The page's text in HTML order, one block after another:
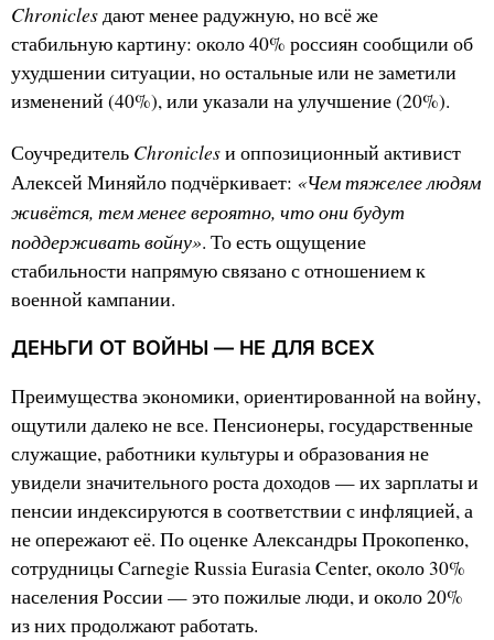
Chroniclesдают менее радужную, но всё же
стабильную картину: около 40% россиян сообщили об
ухудшении ситуации, но остальные или не заметили
изменений (40%), или указали на улучшение (20%).
Соучредитель Chroniclesи оппозиционный активист
Алексей Миняйло подчёркивает: «Чем тяжелее людям
живётся, тем менее вероятно, что они будут
поддерживать войну». То есть ощущение
стабильности напрямую связано с отношением к
военной кампании.
ДЕНЬГИ ОТ ВОЙНЫ — НЕ ДЛЯ ВСЕХ
Преимущества экономики, ориентированной на войну,
ощутили далеко не все. Пенсионеры, государственные
служащие, работники культуры и образования не
увидели значительного роста доходов — их зарплаты и
пенсии индексируются в соответствии с инфляцией, а
не опережают её. По оценке Александры Прокопенко,
сотрудницы Carnegie Russia Eurasia Center, около 30%
населения России — это пожилые люди, и около 20%
из них продолжают работать.